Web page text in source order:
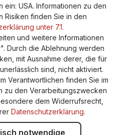
ein: USA. Informationen zu den
Risiken finden Sie in den
unter 7.1.
und weitere Informationen
Durch die Ablehnung werden
mit Ausnahme derer, die für
sind, nicht aktiviert.
Verantwortlichen finden Sie im
zu den Verarbeitungszwecken
dem Widerrufsrecht,
Datenschutzerklärung.
notwendige